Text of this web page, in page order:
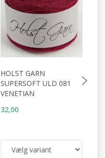
HOLST GARN
SUPERSOFT ULD 081
VENETIAN
32,00